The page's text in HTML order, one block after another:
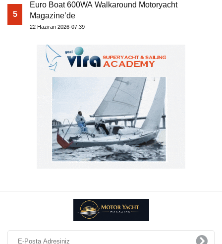
5
Euro Boat 600WA Walkaround Motoryacht
Magazine’de
22 Haziran 2026-07:39